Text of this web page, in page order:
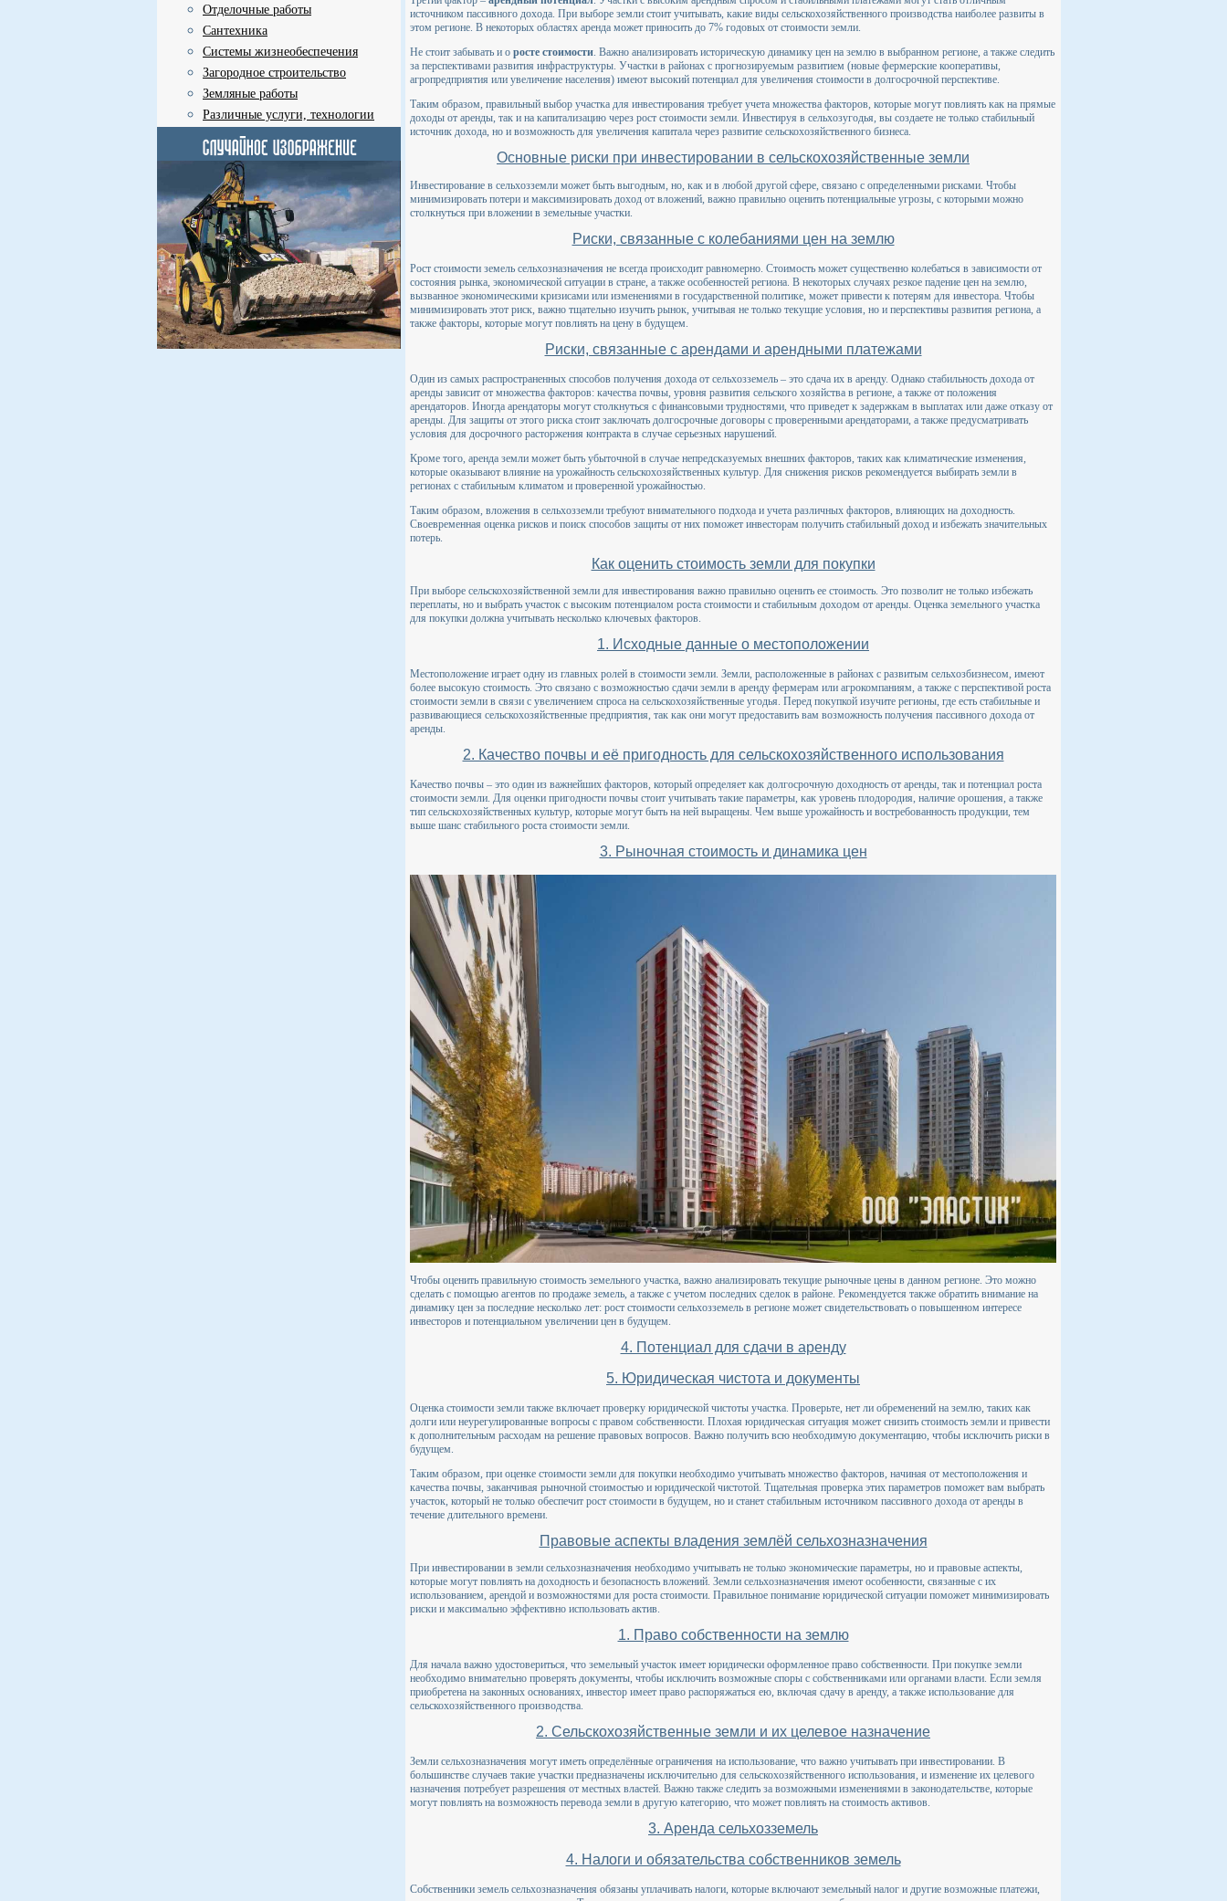
Отделочные работы
Сантехника
Системы жизнеобеспечения
Загородное строительство
Земляные работы
Различные услуги, технологии
источником пассивного дохода. При выборе земли стоит учитывать, какие виды сельскохозяйственного производства наиболее развиты в
этом регионе. В некоторых областях аренда может приносить до 7% годовых от стоимости земли.
Не стоит забывать и о росте стоимости. Важно анализировать историческую динамику цен на землю в выбранном регионе, а также следить
за перспективами развития инфраструктуры. Участки в районах с прогнозируемым развитием (новые фермерские кооперативы,
агропредприятия или увеличение населения) имеют высокий потенциал для увеличения стоимости в долгосрочной перспективе.
Таким образом, правильный выбор участка для инвестирования требует учета множества факторов, которые могут повлиять как на прямые
доходы от аренды, так и на капитализацию через рост стоимости земли. Инвестируя в сельхозугодья, вы создаете не только стабильный
источник дохода, но и возможность для увеличения капитала через развитие сельскохозяйственного бизнеса.
Основные риски при инвестировании в сельскохозяйственные земли
Инвестирование в сельхозземли может быть выгодным, но, как и в любой другой сфере, связано с определенными рисками. Чтобы
минимизировать потери и максимизировать доход от вложений, важно правильно оценить потенциальные угрозы, с которыми можно
столкнуться при вложении в земельные участки.
Риски, связанные с колебаниями цен на землю
Рост стоимости земель сельхозназначения не всегда происходит равномерно. Стоимость может существенно колебаться в зависимости от
состояния рынка, экономической ситуации в стране, а также особенностей региона. В некоторых случаях резкое падение цен на землю,
вызванное экономическими кризисами или изменениями в государственной политике, может привести к потерям для инвестора. Чтобы
минимизировать этот риск, важно тщательно изучить рынок, учитывая не только текущие условия, но и перспективы развития региона, а
также факторы, которые могут повлиять на цену в будущем.
Риски, связанные с арендами и арендными платежами
Один из самых распространенных способов получения дохода от сельхозземель – это сдача их в аренду. Однако стабильность дохода от
аренды зависит от множества факторов: качества почвы, уровня развития сельского хозяйства в регионе, а также от положения
арендаторов. Иногда арендаторы могут столкнуться с финансовыми трудностями, что приведет к задержкам в выплатах или даже отказу от
аренды. Для защиты от этого риска стоит заключать долгосрочные договоры с проверенными арендаторами, а также предусматривать
условия для досрочного расторжения контракта в случае серьезных нарушений.
Кроме того, аренда земли может быть убыточной в случае непредсказуемых внешних факторов, таких как климатические изменения,
которые оказывают влияние на урожайность сельскохозяйственных культур. Для снижения рисков рекомендуется выбирать земли в
регионах с стабильным климатом и проверенной урожайностью.
Таким образом, вложения в сельхозземли требуют внимательного подхода и учета различных факторов, влияющих на доходность.
Своевременная оценка рисков и поиск способов защиты от них поможет инвесторам получить стабильный доход и избежать значительных
потерь.
Как оценить стоимость земли для покупки
При выборе сельскохозяйственной земли для инвестирования важно правильно оценить ее стоимость. Это позволит не только избежать
переплаты, но и выбрать участок с высоким потенциалом роста стоимости и стабильным доходом от аренды. Оценка земельного участка
для покупки должна учитывать несколько ключевых факторов.
1. Исходные данные о местоположении
Местоположение играет одну из главных ролей в стоимости земли. Земли, расположенные в районах с развитым сельхозбизнесом, имеют
более высокую стоимость. Это связано с возможностью сдачи земли в аренду фермерам или агрокомпаниям, а также с перспективой роста
стоимости земли в связи с увеличением спроса на сельскохозяйственные угодья. Перед покупкой изучите регионы, где есть стабильные и
развивающиеся сельскохозяйственные предприятия, так как они могут предоставить вам возможность получения пассивного дохода от
аренды.
2. Качество почвы и её пригодность для сельскохозяйственного использования
Качество почвы – это один из важнейших факторов, который определяет как долгосрочную доходность от аренды, так и потенциал роста
стоимости земли. Для оценки пригодности почвы стоит учитывать такие параметры, как уровень плодородия, наличие орошения, а также
тип сельскохозяйственных культур, которые могут быть на ней выращены. Чем выше урожайность и востребованность продукции, тем
выше шанс стабильного роста стоимости земли.
3. Рыночная стоимость и динамика цен
Чтобы оценить правильную стоимость земельного участка, важно анализировать текущие рыночные цены в данном регионе. Это можно
сделать с помощью агентов по продаже земель, а также с учетом последних сделок в районе. Рекомендуется также обратить внимание на
динамику цен за последние несколько лет: рост стоимости сельхозземель в регионе может свидетельствовать о повышенном интересе
инвесторов и потенциальном увеличении цен в будущем.
4. Потенциал для сдачи в аренду
5. Юридическая чистота и документы
Оценка стоимости земли также включает проверку юридической чистоты участка. Проверьте, нет ли обременений на землю, таких как
долги или неурегулированные вопросы с правом собственности. Плохая юридическая ситуация может снизить стоимость земли и привести
к дополнительным расходам на решение правовых вопросов. Важно получить всю необходимую документацию, чтобы исключить риски в
будущем.
Таким образом, при оценке стоимости земли для покупки необходимо учитывать множество факторов, начиная от местоположения и
качества почвы, заканчивая рыночной стоимостью и юридической чистотой. Тщательная проверка этих параметров поможет вам выбрать
участок, который не только обеспечит рост стоимости в будущем, но и станет стабильным источником пассивного дохода от аренды в
течение длительного времени.
Правовые аспекты владения землёй сельхозназначения
При инвестировании в земли сельхозназначения необходимо учитывать не только экономические параметры, но и правовые аспекты,
которые могут повлиять на доходность и безопасность вложений. Земли сельхозназначения имеют особенности, связанные с их
использованием, арендой и возможностями для роста стоимости. Правильное понимание юридической ситуации поможет минимизировать
риски и максимально эффективно использовать актив.
1. Право собственности на землю
Для начала важно удостовериться, что земельный участок имеет юридически оформленное право собственности. При покупке земли
необходимо внимательно проверять документы, чтобы исключить возможные споры с собственниками или органами власти. Если земля
приобретена на законных основаниях, инвестор имеет право распоряжаться ею, включая сдачу в аренду, а также использование для
сельскохозяйственного производства.
2. Сельскохозяйственные земли и их целевое назначение
Земли сельхозназначения могут иметь определённые ограничения на использование, что важно учитывать при инвестировании. В
большинстве случаев такие участки предназначены исключительно для сельскохозяйственного использования, и изменение их целевого
назначения потребует разрешения от местных властей. Важно также следить за возможными изменениями в законодательстве, которые
могут повлиять на возможность перевода земли в другую категорию, что может повлиять на стоимость активов.
3. Аренда сельхозземель
4. Налоги и обязательства собственников земель
Собственники земель сельхозназначения обязаны уплачивать налоги, которые включают земельный налог и другие возможные платежи,